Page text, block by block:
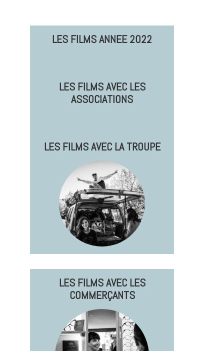
LES FILMS ANNEE 2022
LES FILMS AVEC LES
ASSOCIATIONS
LES FILMS AVEC LA TROUPE
LES FILMS AVEC LES
COMMERÇANTS